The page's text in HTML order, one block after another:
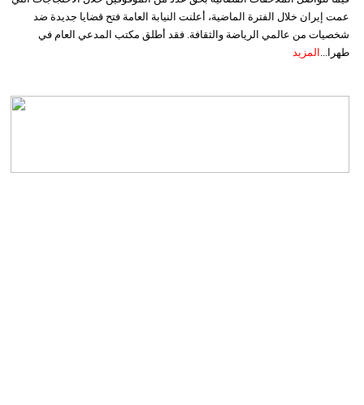
عمت إيران خلال الفترة الماضية، أعلنت النيابة العامة فتح قضايا جديدة ضد
شخصيات من عالمي الرياضة والثقافة. فقد أطلق مكتب المدعي العام في
طهرا... المزيد